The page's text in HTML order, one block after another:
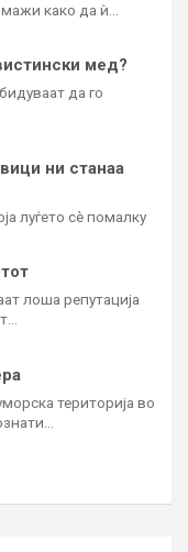
како да ѝ…
мед?
да го
ни станаа
луѓето сè помалку
лоша репутација
територија во